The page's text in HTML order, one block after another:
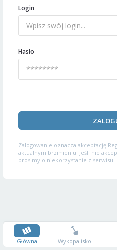
Login
Hasło
Zalogowanie oznacza akceptację
aktualnym brzmieniu. Jeśli nie
prosimy o niekorzystanie z serwisu.
Główna Wykopalisko